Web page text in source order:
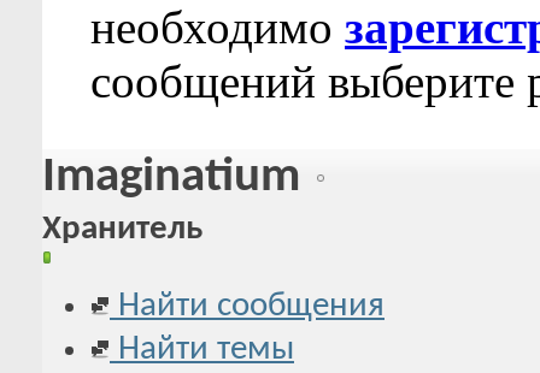
необходимо
сообщений выберите
Imaginatium
Хранитель
Найти сообщения
Найти темы